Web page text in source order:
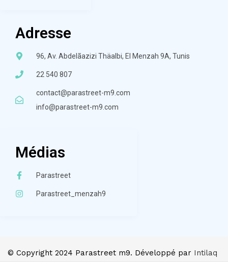
Adresse
96, Av. Abdelãazizi Thäalbi, El Menzah 9A, Tunis
22 540 807
contact@parastreet-m9.com
info@parastreet-m9.com
Médias
Parastreet
Parastreet_menzah9
© Copyright 2024 Parastreet m9. Développé par Intilaq